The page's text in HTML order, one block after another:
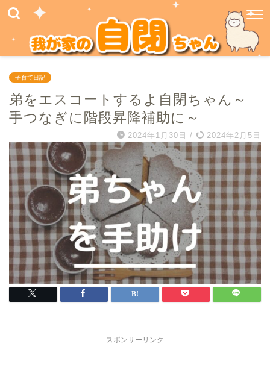
子育て日記
弟をエスコートするよ自閉ちゃん～
手つなぎに階段昇降補助に～
2024年1月30日 / 2024年2月5日
スポンサーリンク